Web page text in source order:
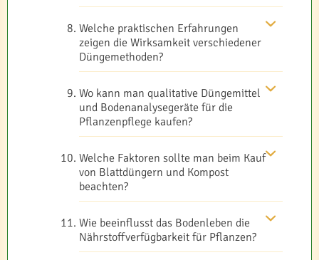
Welche praktischen Erfahrungen
zeigen die Wirksamkeit verschiedener
Düngemethoden?
Wo kann man qualitative Düngemittel
und Bodenanalysegeräte für die
Pflanzenpflege kaufen?
Welche Faktoren sollte man beim Kauf
von Blattdüngern und Kompost
beachten?
Wie beeinflusst das Bodenleben die
Nährstoffverfügbarkeit für Pflanzen?